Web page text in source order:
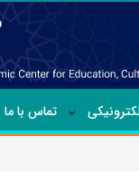
تماس با ما